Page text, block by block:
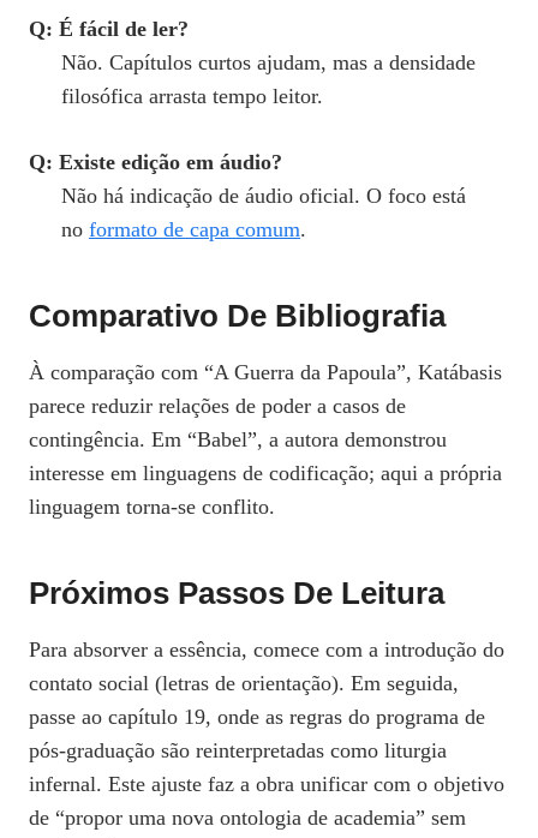
Q: É fácil de ler?
Não. Capítulos curtos ajudam, mas a densidade
filosófica arrasta tempo leitor.
Q: Existe edição em áudio?
Não há indicação de áudio oficial. O foco está
no formato de capa comum.
Comparativo De Bibliografia
À comparação com “A Guerra da Papoula”, Katábasis
parece reduzir relações de poder a casos de
contingência. Em “Babel”, a autora demonstrou
interesse em linguagens de codificação; aqui a própria
linguagem torna-se conflito.
Próximos Passos De Leitura
Para absorver a essência, comece com a introdução do
contato social (letras de orientação). Em seguida,
passe ao capítulo 19, onde as regras do programa de
pós‑graduação são reinterpretadas como liturgia
infernal. Este ajuste faz a obra unificar com o objetivo
de “propor uma nova ontologia de academia” sem